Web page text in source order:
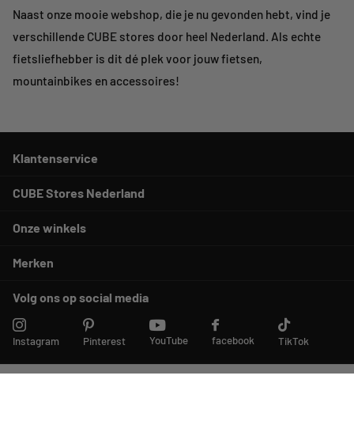
Naast onze mooie webshop, die je nu gevonden hebt, vind je
verschillende CUBE stores door heel Nederland. Als echte
fietsliefhebber is dit dé plek voor jouw fietsen,
mountainbikes en accessoires!
Klantenservice
CUBE Stores Nederland
Onze winkels
Merken
Volg ons op social media
Instagram Pinterest YouTube facebook TikTok